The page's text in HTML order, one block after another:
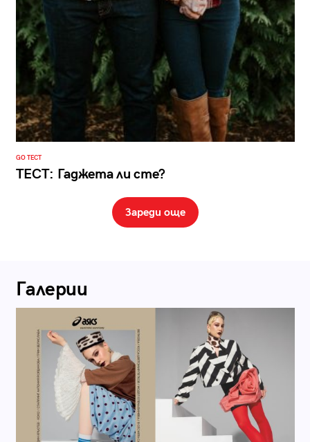
GO ТЕСТ
ТЕСТ: Гаджета ли сте?
Зареди още
Галерии